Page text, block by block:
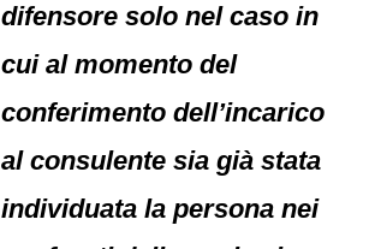
difensore solo nel caso in
cui al momento del
conferimento dell’incarico
al consulente sia già stata
individuata la persona nei